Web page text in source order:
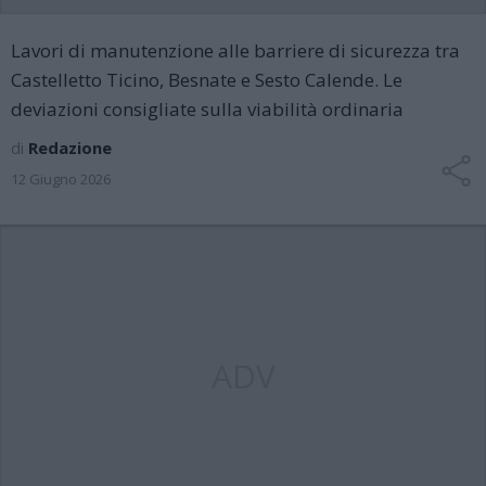
Lavori di manutenzione alle barriere di sicurezza tra
Castelletto Ticino, Besnate e Sesto Calende. Le
deviazioni consigliate sulla viabilità ordinaria
di Redazione
12 Giugno 2026